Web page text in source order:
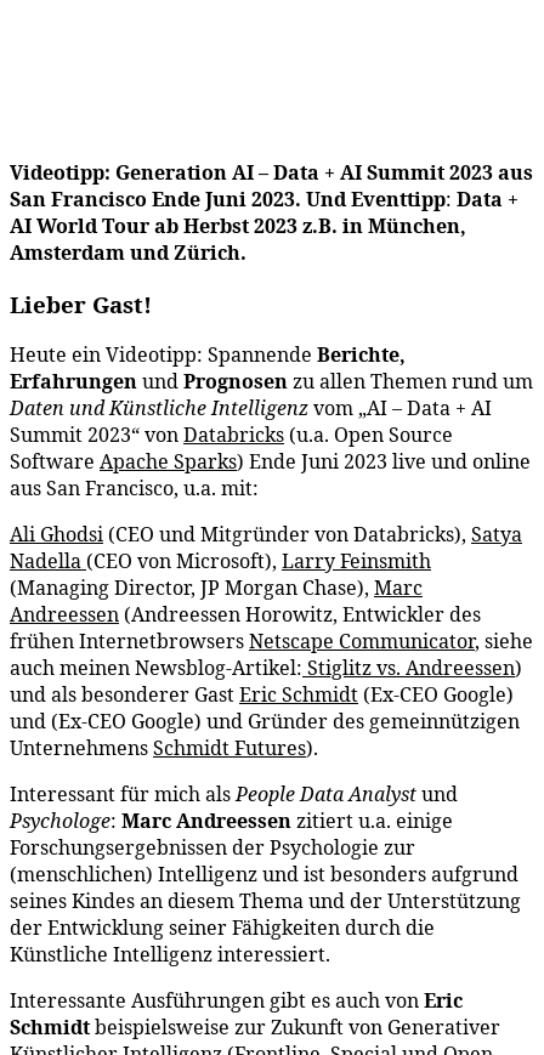
Videotipp: Generation AI – Data + AI Summit 2023 aus
San Francisco Ende Juni 2023. Und Eventtipp: Data +
AI World Tour ab Herbst 2023z.B. in München,
Amsterdam und Zürich.
Lieber Gast!
Heute ein Videotipp: Spannende Berichte,
ErfahrungenundPrognosenzu allen Themen rund um
Daten und Künstliche Intelligenzvom „AI – Data + AI
Summit 2023“ vonDatabricks (u.a. Open Source
Software Apache Sparks) Ende Juni 2023 live und online
aus San Francisco, u.a. mit:
Ali Ghodsi (CEO und Mitgründer von Databricks), Satya
Nadella (CEO von Microsoft), Larry Feinsmith
(Managing Director, JP Morgan Chase), Marc
Andreessen (Andreessen Horowitz, Entwickler des
frühen InternetbrowsersNetscape Communicator, siehe
auch meinen Newsblog-Artikel: Stiglitz vs. Andreessen)
und als besonderer GastEric Schmidt (Ex-CEO Google)
und (Ex-CEO Google) und Gründer des gemeinnützigen
UnternehmensSchmidt Futures).
Interessant für mich alsPeople Data Analystund
Psychologe: Marc Andreessenzitiert u.a. einige
Forschungsergebnissen der Psychologie zur
(menschlichen) Intelligenz und ist besonders aufgrund
seines Kindes an diesem Thema und der Unterstützung
der Entwicklung seiner Fähigkeiten durch die
Künstliche Intelligenz interessiert.
Interessante Ausführungen gibt es auch vonEric
Schmidtbeispielsweise zur Zukunft von Generativer